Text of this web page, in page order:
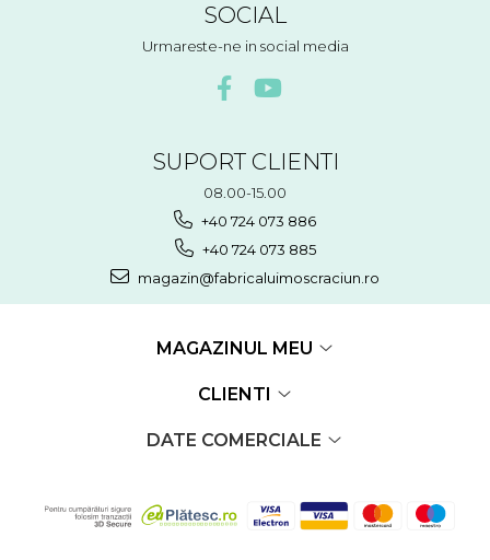
SOCIAL
Urmareste-ne in social media
SUPORT CLIENTI
08.00-15.00
+40 724 073 886
+40 724 073 885
magazin@fabricaluimoscraciun.ro
MAGAZINUL MEU
CLIENTI
DATE COMERCIALE